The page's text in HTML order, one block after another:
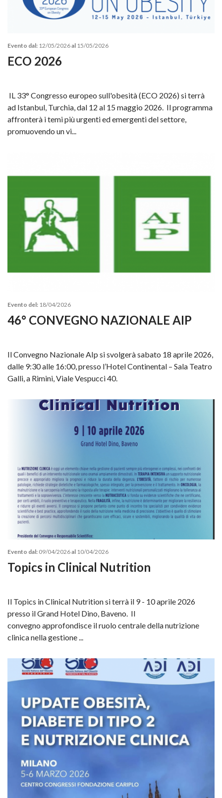
Evento dal: 12/05/2026al 15/05/2026
ECO 2026
IL 33° Congresso europeo sull'obesità (ECO 2026) si terrà
ad Istanbul, Turchia, dal 12 al 15 maggio 2026. Il programma
affronterà i temi più urgenti ed emergenti del settore,
promuovendo un vi...
Evento del: 18/04/2026
46° CONVEGNO NAZIONALE AIP
Il Convegno Nazionale AIp si svolgerà sabato 18 aprile 2026,
dalle 9:30 alle 16:00, presso l’Hotel Continental – Sala Teatro
Galli, a Rimini, Viale Vespucci 40.
Evento dal: 09/04/2026al 10/04/2026
Topics in Clinical Nutrition
Il Topics in Clinical Nutrition si terrà il 9 - 10 aprile 2026
presso il Grand Hotel Dino, Baveno. Il
convegno approfondisce il ruolo centrale della nutrizione
clinica nella gestione ...